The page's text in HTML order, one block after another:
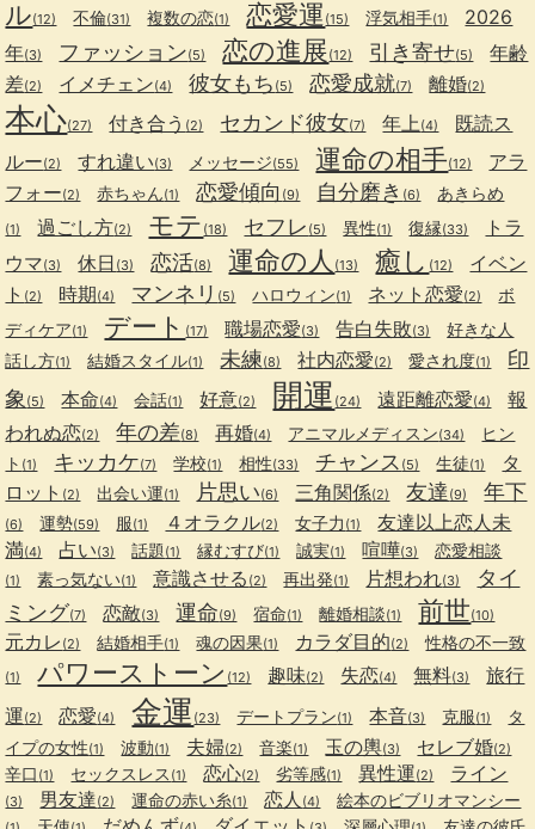
ル(12) 不倫(31) 複数の恋(1) 恋愛運 (15) 浮気相手(1)
2026
年(3) ファッション(5) 恋の進展(12) 引き寄せ(5)
年齢
差(2) イメチェン(4) 彼女もち (5) 恋愛成就(7) 離婚(2)
本心(27) 付き合う (2) セカンド彼女(7) 年上(4)
既読ス
ルー(2) すれ違い(3) メッセージ(55) 運命の相手(12)
アラ
フォー(2) 赤ちゃん(1) 恋愛傾向 (9) 自分磨き (6) あきらめ
(1) 過ごし方(2) モテ (18) セフレ (5) 異性(1) 復縁(33)
トラ
ウマ(3) 休日 (3) 恋活(8) 運命の人 (13) 癒し (12)
イベン
ト (2) 時期(4) マンネリ (5) ハロウィン(1) ネット恋愛(2)
ボ
ディケア(1) デート (17) 職場恋愛(3) 告白失敗(3)
好きな人
話し方(1) 結婚スタイル(1) 未練(8) 社内恋愛(2) 愛され度(1)
印
象(5) 本命(4) 会話(1) 好意(2) 開運 (24) 遠距離恋愛(4)
報
われぬ恋(2) 年の差(8) 再婚(4) アニマルメディスン(34)
ヒン
ト (1) キッカケ(7) 学校(1) 相性(33) チャンス (5) 生徒(1)
タ
ロット (2) 出会い運(1) 片思い(6) 三角関係(2) 友達 (9) 年下
(6) 運勢(59) 服(1) ４オラクル(2) 女子力 (1)
友達以上恋人未
満(4) 占い(3) 話題(1) 縁むすび(1) 誠実(1) 喧嘩(3) 恋愛相談
(1) 素っ気ない(1) 意識させる (2) 再出発(1) 片想われ(3)
タイ
ミング(7) 恋敵(3) 運命(9) 宿命(1) 離婚相談(1) 前世(10)
元カレ (2) 結婚相手(1) 魂の因果(1) カラダ目的(2) 性格の不一致
(1) パワーストーン (12) 趣味(2) 失恋(4) 無料(3)
旅行
運(2) 恋愛(4) 金運 (23) デートプラン(1) 本音(3) 克服(1)
タ
イプの女性(1) 波動(1) 夫婦(2) 音楽(1) 玉の輿(3) セレブ婚(2)
辛口 (1) セックスレス (1) 恋心(2) 劣等感(1) 異性運(2) ライン
(3) 男友達(2) 運命の赤い糸(1) 恋人 (4) 絵本のビブリオマンシー